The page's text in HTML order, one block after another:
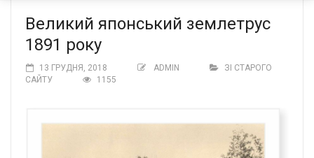
Великий японський землетрус
1891 року
13 ГРУДНЯ, 2018 ADMIN
ЗІ СТАРОГО
САЙТУ
1155